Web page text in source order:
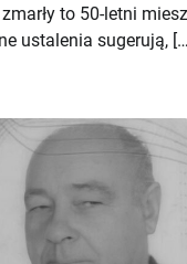
to 50-letni
ustalenia sugerują,